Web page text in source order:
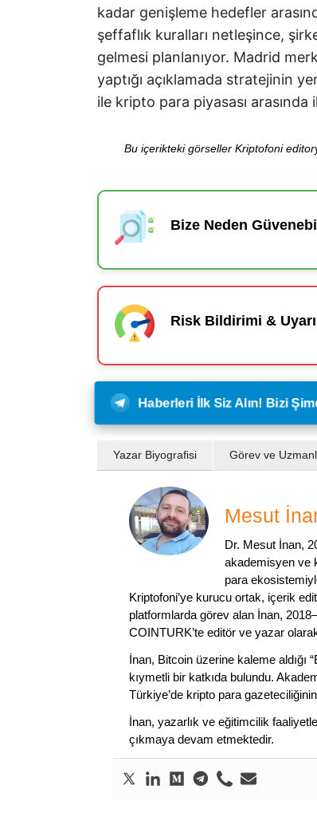
kadar genişleme hedefler
şeffaflık kuralları netleşince,
gelmesi planlanıyor. Madrid
yaptığı açıklamada stratejinin
ile kripto para piyasası
Bu içerikteki görseller Kriptofoni
Bize Neden
Risk Bildirimi &
Haberleri İlk Siz Alın! Bizi
Yazar Biyografisi Görev ve
Mesut
Dr. Mesut İnan,
akademisyen ve
para
Kriptofoni’ye kurucu ortak, içerik
platformlarda görev alan İnan,
COINTURK’te editör ve yazar
İnan, Bitcoin üzerine kaleme aldığı
kıymetli bir katkıda bulundu.
Türkiye’de kripto para
İnan, yazarlık ve eğitimcilik
çıkmaya devam etmektedir.